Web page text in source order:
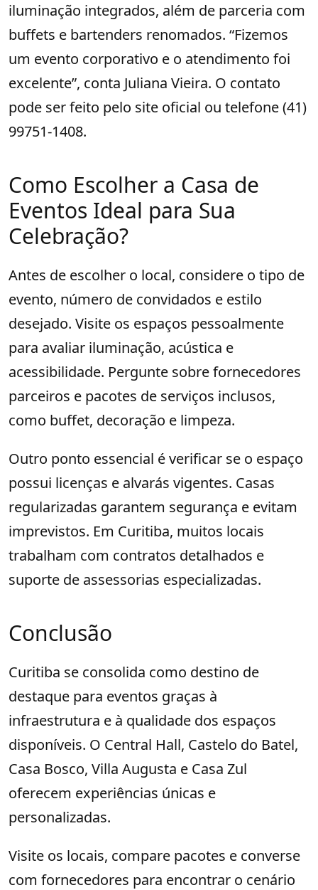
iluminação integrados, além de parceria com
buffets e bartenders renomados. “Fizemos
um evento corporativo e o atendimento foi
excelente”, conta Juliana Vieira. O contato
pode ser feito pelo site oficial ou telefone (41)
99751-1408.
Como Escolher a Casa de
Eventos Ideal para Sua
Celebração?
Antes de escolher o local, considere o tipo de
evento, número de convidados e estilo
desejado. Visite os espaços pessoalmente
para avaliar iluminação, acústica e
acessibilidade. Pergunte sobre fornecedores
parceiros e pacotes de serviços inclusos,
como buffet, decoração e limpeza.
Outro ponto essencial é verificar se o espaço
possui licenças e alvarás vigentes. Casas
regularizadas garantem segurança e evitam
imprevistos. Em Curitiba, muitos locais
trabalham com contratos detalhados e
suporte de assessorias especializadas.
Conclusão
Curitiba se consolida como destino de
destaque para eventos graças à
infraestrutura e à qualidade dos espaços
disponíveis. O Central Hall, Castelo do Batel,
Casa Bosco, Villa Augusta e Casa Zul
oferecem experiências únicas e
personalizadas.
Visite os locais, compare pacotes e converse
com fornecedores para encontrar o cenário